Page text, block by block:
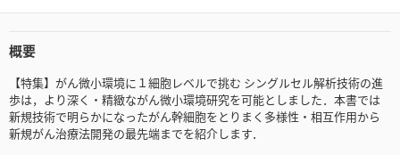
概要
【特集】がん微小環境に１細胞レベルで挑む シングルセル解析技術の進
歩は，より深く・精緻ながん微小環境研究を可能としました．本書では
新規技術で明らかになったがん幹細胞をとりまく多様性・相互作用から
新規がん治療法開発の最先端までを紹介します．